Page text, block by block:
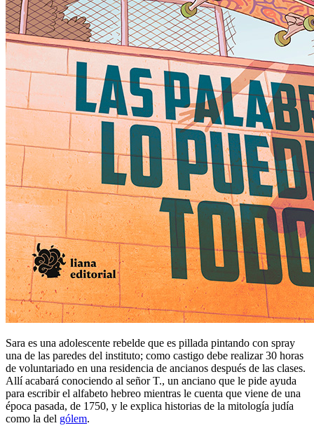
Sara es una adolescente rebelde que es pillada pintando con spray
una de las paredes del instituto; como castigo debe realizar 30 horas
de voluntariado en una residencia de ancianos después de las clases.
Allí acabará conociendo al señor T., un anciano que le pide ayuda
para escribir el alfabeto hebreo mientras le cuenta que viene de una
época pasada, de 1750, y le explica historias de la mitología judía
como la del gólem.